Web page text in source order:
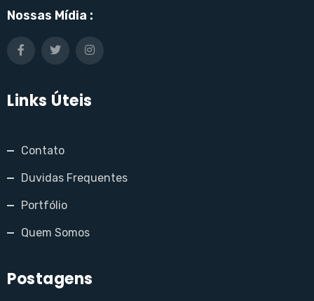
Nossas Mídia :
Links Úteis
Contato
Duvidas Frequentes
Portfólio
Quem Somos
Postagens